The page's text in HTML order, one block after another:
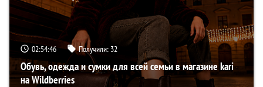
02:54:45 Получили: 32
Обувь, одежда и сумки для всей семьи в магазине kari
на Wildberries